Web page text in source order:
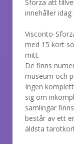
Sforza att
innehåller
Visconto-
med 15 kort
mitt.
De finns
museum och
Ingen
sig om
samlingar
består av ett
äldsta